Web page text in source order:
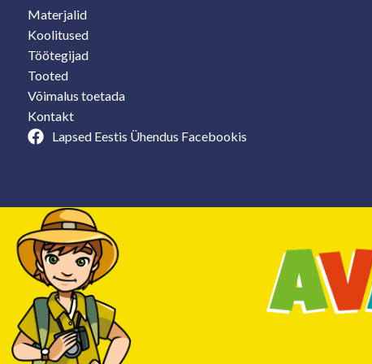
Materjalid
Koolitused
Töötegijad
Tooted
Võimalus toetada
Kontakt
Lapsed Eestis Ühendus Facebookis